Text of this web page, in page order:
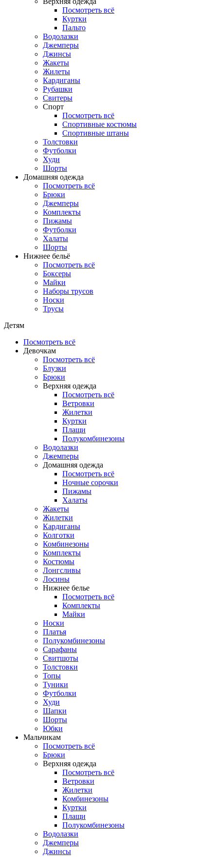
Посмотреть всё
Куртки
Пальто
Водолазки
Джемперы
Джинсы
Жакеты
Жилеты
Кардиганы
Рубашки
Свитеры
Спорт
Посмотреть всё
Спортивные костюмы
Спортивные штаны
Толстовки
Футболки
Худи
Шорты
Домашняя одежда
Посмотреть всё
Брюки
Джемперы
Комплекты
Пижамы
Футболки
Халаты
Шорты
Нижнее бельё
Посмотреть всё
Боксеры
Майки
Наборы трусов
Носки
Трусы
Детям
Посмотреть всё
Девочкам
Посмотреть всё
Блузки
Брюки
Верхняя одежда
Посмотреть всё
Ветровки
Жилетки
Куртки
Плащи
Полукомбинезоны
Водолазки
Джемперы
Домашняя одежда
Посмотреть всё
Ночные сорочки
Пижамы
Халаты
Жакеты
Жилетки
Кардиганы
Колготки
Комбинезоны
Комплекты
Костюмы
Лонгсливы
Лосины
Нижнее белье
Посмотреть всё
Комплекты
Майки
Носки
Платья
Полукомбинезоны
Сарафаны
Свитшоты
Толстовки
Топы
Туники
Футболки
Худи
Шапки
Шорты
Юбки
Мальчикам
Посмотреть всё
Брюки
Верхняя одежда
Посмотреть всё
Ветровки
Жилетки
Комбинезоны
Куртки
Плащи
Полукомбинезоны
Водолазки
Джемперы
Джинсы